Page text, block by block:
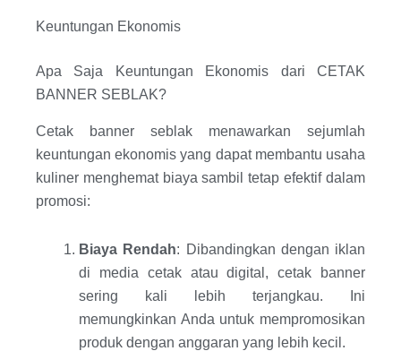
Keuntungan Ekonomis
Apa Saja Keuntungan Ekonomis dari CETAK
BANNER SEBLAK?
Cetak banner seblak menawarkan sejumlah
keuntungan ekonomis yang dapat membantu usaha
kuliner menghemat biaya sambil tetap efektif dalam
promosi:
Biaya Rendah: Dibandingkan dengan iklan
di media cetak atau digital, cetak banner
sering kali lebih terjangkau. Ini
memungkinkan Anda untuk mempromosikan
produk dengan anggaran yang lebih kecil.